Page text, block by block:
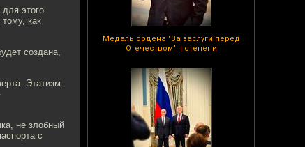
Медаль ордена "За заслуги перед
Отечеством" II степени
этого
как
создана,
Этатизм.
не злобный
с